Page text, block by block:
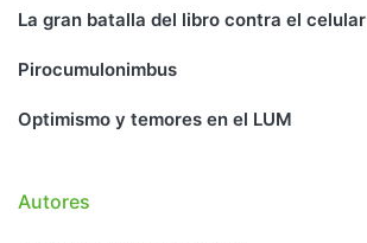
La gran batalla del libro contra el celular
Pirocumulonimbus
Optimismo y temores en el LUM
Autores